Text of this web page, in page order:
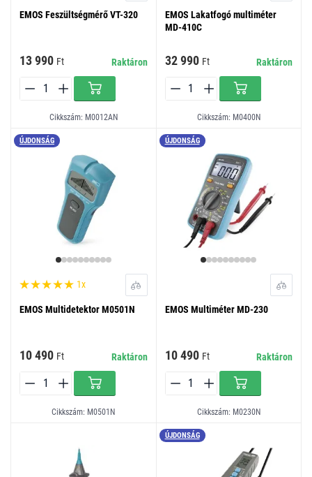
EMOS Feszültségmérő VT-320
13 990 Ft Raktáron
Cikkszám: M0012AN
EMOS Lakatfogó multiméter
MD-410C
32 990 Ft Raktáron
Cikkszám: M0400N
ÚJDONSÁG
1x
EMOS Multidetektor M0501N
10 490 Ft Raktáron
Cikkszám: M0501N
ÚJDONSÁG
EMOS Multiméter MD-230
10 490 Ft Raktáron
Cikkszám: M0230N
ÚJDONSÁG